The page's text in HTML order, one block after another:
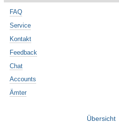
FAQ
Service
Kontakt
Feedback
Chat
Accounts
Ämter
Übersicht